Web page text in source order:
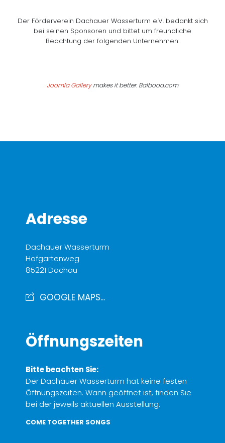
Der Förderverein Dachauer Wasserturm e.V. bedankt sich
bei seinen Sponsoren und bittet um freundliche
Beachtung der folgenden Unternehmen:
Joomla Gallerymakes it better. Balbooa.com
Adresse
Dachauer Wasserturm
Hofgartenweg
85221 Dachau
GOOGLE MAPS...
Öffnungszeiten
Bitte beachten Sie:
Der Dachauer Wasserturm hat keine festen
Öffnungszeiten. Wann geöffnet ist, finden Sie
bei der jeweils aktuellen Ausstellung.
COME TOGETHER SONGS